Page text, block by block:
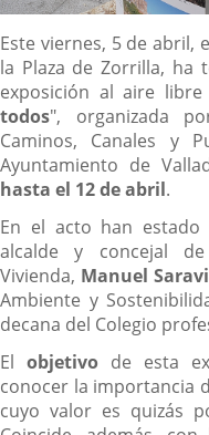
Descripción
Este viernes, 5 de abril,
la Plaza de Zorrilla, ha
exposición al aire libre
todos", organizada
Caminos, Canales y
Ayuntamiento de
hasta el 12 de abril.
En el acto han
alcalde y concejal
Vivienda, Manuel
Ambiente y
decana del Colegio
El objetivode esta
conocer la importancia
cuyo valor es quizás